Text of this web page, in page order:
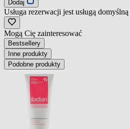
Dodaj
Usługa rezerwacji jest usługą domyślną
Mogą Cię zainteresować
Bestsellery
Inne produkty
Podobne produkty